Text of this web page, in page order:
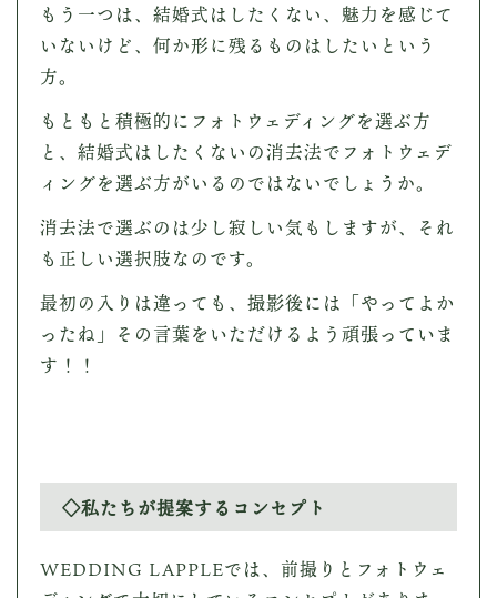
もう一つは、結婚式はしたくない、魅力を感じて
いないけど、何か形に残るものはしたいという
方。
もともと積極的にフォトウェディングを選ぶ方
と、結婚式はしたくないの消去法でフォトウェデ
ィングを選ぶ方がいるのではないでしょうか。
消去法で選ぶのは少し寂しい気もしますが、それ
も正しい選択肢なのです。
最初の入りは違っても、 撮影後には「やってよか
ったね」その言葉をいただけるよう頑張っていま
す！！
◇私たちが提案するコンセプト
WEDDING LAPPLEでは、前撮りとフォトウェ